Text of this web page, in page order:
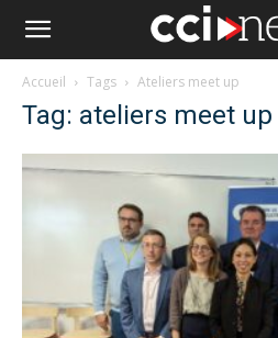
Accueil Tags Ateliers meet up
Tag: ateliers meet up